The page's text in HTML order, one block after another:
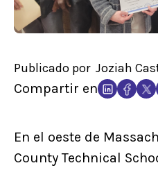
Publicado por Joziah
Compartir en
En el oeste de
County Technical